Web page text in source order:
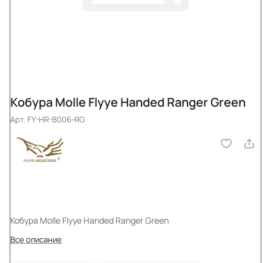
Кобура Molle Flyye Handed Ranger Green
Арт. FY-HR-B006-RG
Кобура Molle Flyye Handed Ranger Green
Все описание